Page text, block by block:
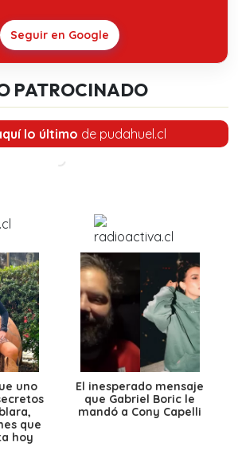
Seguir en Google
PATROCINADO
lo último de pudahuel.cl
uno
que
hoy
El inesperado mensaje
que Gabriel Boric le
mandó a Cony Capelli